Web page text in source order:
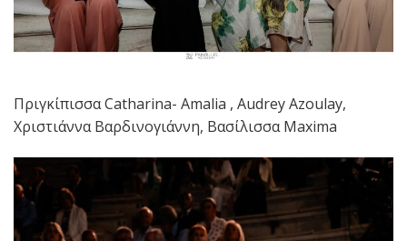
Πριγκίπισσα Catharina- Amalia , Audrey Azoulay,
Χριστιάννα Βαρδινογιάννη, Βασίλισσα Maxima